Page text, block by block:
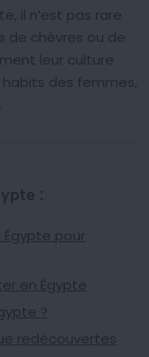
il n’est pas rare
de chèvres ou de
leur culture
des femmes,
:
pour
en Égypte
?
redécouvertes